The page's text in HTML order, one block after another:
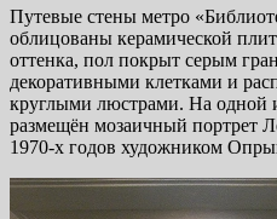
Путевые стены метро
облицованы керамической
оттенка, пол покрыт серым
декоративными клетками и
круглыми люстрами. На одной
размещён мозаичный портрет
1970-х годов художником